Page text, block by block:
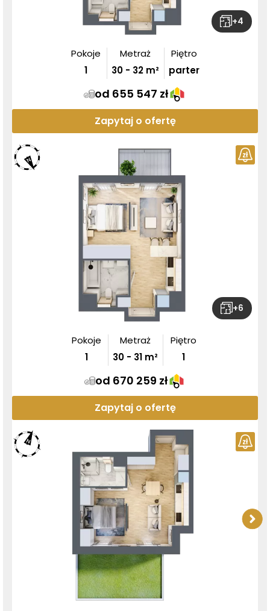
+4
Pokoje
1
Metraż
30- 32m²
Piętro
parter
od 655 547 zł
Zapytaj o ofertę
+6
Pokoje
1
Metraż
30- 31m²
Piętro
1
od 670 259 zł
Zapytaj o ofertę